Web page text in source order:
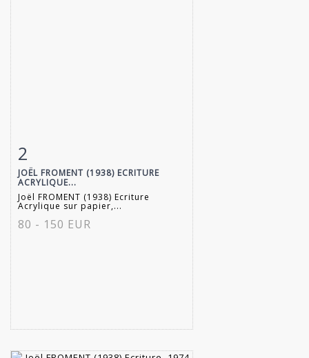
Fiche détaillée
2
JOËL FROMENT (1938) ECRITURE
ACRYLIQUE...
Joël FROMENT (1938) Ecriture
Acrylique sur papier,...
80 - 150 EUR